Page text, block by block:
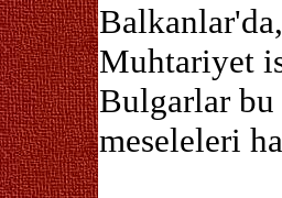
Muhtariyet
Bulgarlar
meseleleri